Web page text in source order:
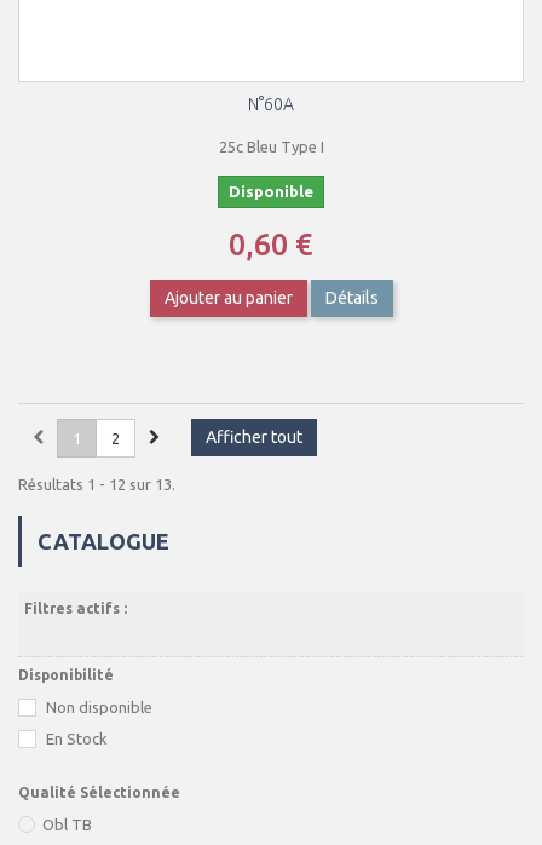
N°60A
25c Bleu Type I
Disponible
0,60 €
Ajouter au panier Détails
Afficher tout
1 2
Résultats 1 - 12 sur 13.
CATALOGUE
Filtres actifs :
Disponibilité
Non disponible
En Stock
Qualité Sélectionnée
Obl TB